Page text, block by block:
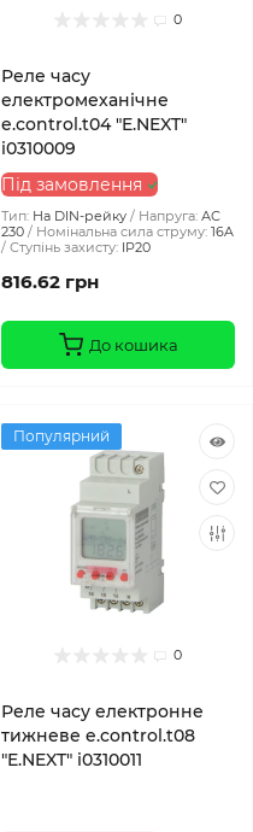
0
Реле часу
електромеханічне
e.control.t04 "E.NEXT"
i0310009
Під замовлення
Тип: На DIN-рейку Напруга: АС
230
Номінальна сила струму: 16A
Ступінь захисту: IP20
816.62 грн
До кошика
Популярний
0
Реле часу електронне
тижневе e.control.t08
"E.NEXT" i0310011